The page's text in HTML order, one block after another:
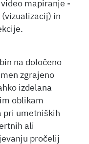
mapiranje -
(vizualizacij) in
na določeno
zgrajeno
izdelana
oblikam
pri umetniških
ali
pročelij